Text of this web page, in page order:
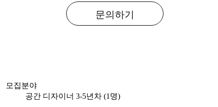
문의하기
모집분야
공간 디자이너 3-5년차 (1명)